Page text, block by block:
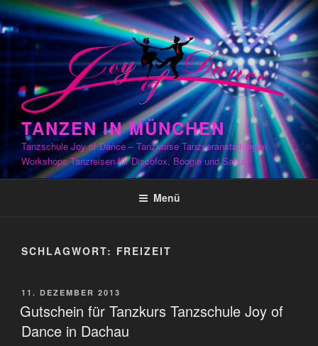
Zum
Inhalt
springen
TANZEN IN MÜNCHEN
Tanzschule Joy of Dance – Tanzkurse Tanzveranstaltungen
Workshops Tanzreisen für Discofox, Boogie und Salsa
Menü
SCHLAGWORT: FREIZEIT
VERÖFFENTLICHT
AM
11. DEZEMBER 2013
Gutschein für Tanzkurs Tanzschule Joy of
Dance in Dachau